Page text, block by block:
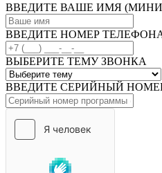
ВВЕДИТЕ ВАШЕ ИМЯ
ВВЕДИТЕ НОМЕР
ВЫБЕРИТЕ ТЕМУ ЗВОНКА
ВВЕДИТЕ СЕРИЙНЫЙ